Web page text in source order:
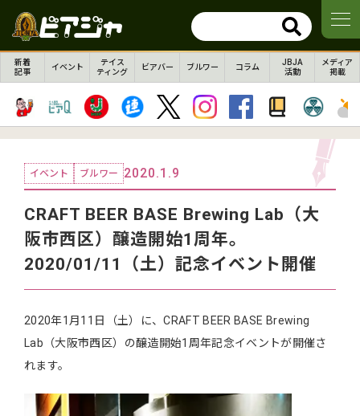
新着
記事
イベント
テイス
ティング
ビアバー ブルワー コラム
JBJA
活動
メディア
掲載
イベント ブルワー 2020.1.9
CRAFT BEER BASE Brewing Lab（大
阪市西区）醸造開始1周年。
2020/01/11（土）記念イベント開催
2020年1月11日（土）に、CRAFT BEER BASE Brewing
Lab（大阪市西区）の醸造開始1周年記念イベントが開催さ
れます。